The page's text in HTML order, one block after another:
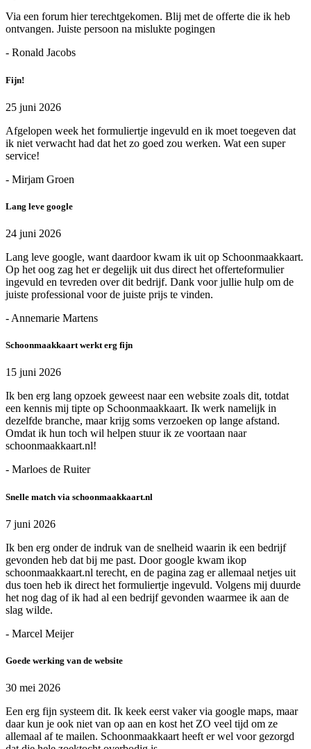
Via een forum hier terechtgekomen. Blij met de offerte die ik heb
ontvangen. Juiste persoon na mislukte pogingen
- Ronald Jacobs
Fijn!
25 juni 2026
Afgelopen week het formuliertje ingevuld en ik moet toegeven dat
ik niet verwacht had dat het zo goed zou werken. Wat een super
service!
- Mirjam Groen
Lang leve google
24 juni 2026
Lang leve google, want daardoor kwam ik uit op Schoonmaakkaart.
Op het oog zag het er degelijk uit dus direct het offerteformulier
ingevuld en tevreden over dit bedrijf. Dank voor jullie hulp om de
juiste professional voor de juiste prijs te vinden.
- Annemarie Martens
Schoonmaakkaart werkt erg fijn
15 juni 2026
Ik ben erg lang opzoek geweest naar een website zoals dit, totdat
een kennis mij tipte op Schoonmaakkaart. Ik werk namelijk in
dezelfde branche, maar krijg soms verzoeken op lange afstand.
Omdat ik hun toch wil helpen stuur ik ze voortaan naar
schoonmaakkaart.nl!
- Marloes de Ruiter
Snelle match via schoonmaakkaart.nl
7 juni 2026
Ik ben erg onder de indruk van de snelheid waarin ik een bedrijf
gevonden heb dat bij me past. Door google kwam ikop
schoonmaakkaart.nl terecht, en de pagina zag er allemaal netjes uit
dus toen heb ik direct het formuliertje ingevuld. Volgens mij duurde
het nog dag of ik had al een bedrijf gevonden waarmee ik aan de
slag wilde.
- Marcel Meijer
Goede werking van de website
30 mei 2026
Een erg fijn systeem dit. Ik keek eerst vaker via google maps, maar
daar kun je ook niet van op aan en kost het ZO veel tijd om ze
allemaal af te mailen. Schoonmaakkaart heeft er wel voor gezorgd